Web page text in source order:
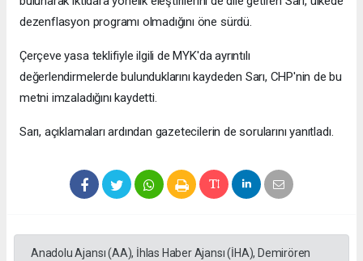
dezenflasyon programı olmadığını öne sürdü.
Çerçeve yasa teklifiyle ilgili de MYK'da ayrıntılı
değerlendirmelerde bulunduklarını kaydeden Sarı, CHP'nin de bu
metni imzaladığını kaydetti.
Sarı, açıklamaları ardından gazetecilerin de sorularını yanıtladı.
Anadolu Ajansı (AA), İhlas Haber Ajansı (İHA), Demirören